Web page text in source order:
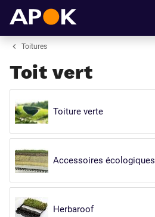
Toitures
Toit vert
Toiture verte
Accessoires écologiques
Herbaroof